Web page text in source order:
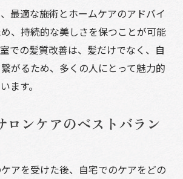
最適な施術とホームケアのアドバイ
、持続的な美しさを保つことが可能
での髪質改善は、髪だけでなく、自
がるため、多くの人にとって魅力的
ます。
ロンケアのベストバラン
アを受けた後、自宅でのケアをどの